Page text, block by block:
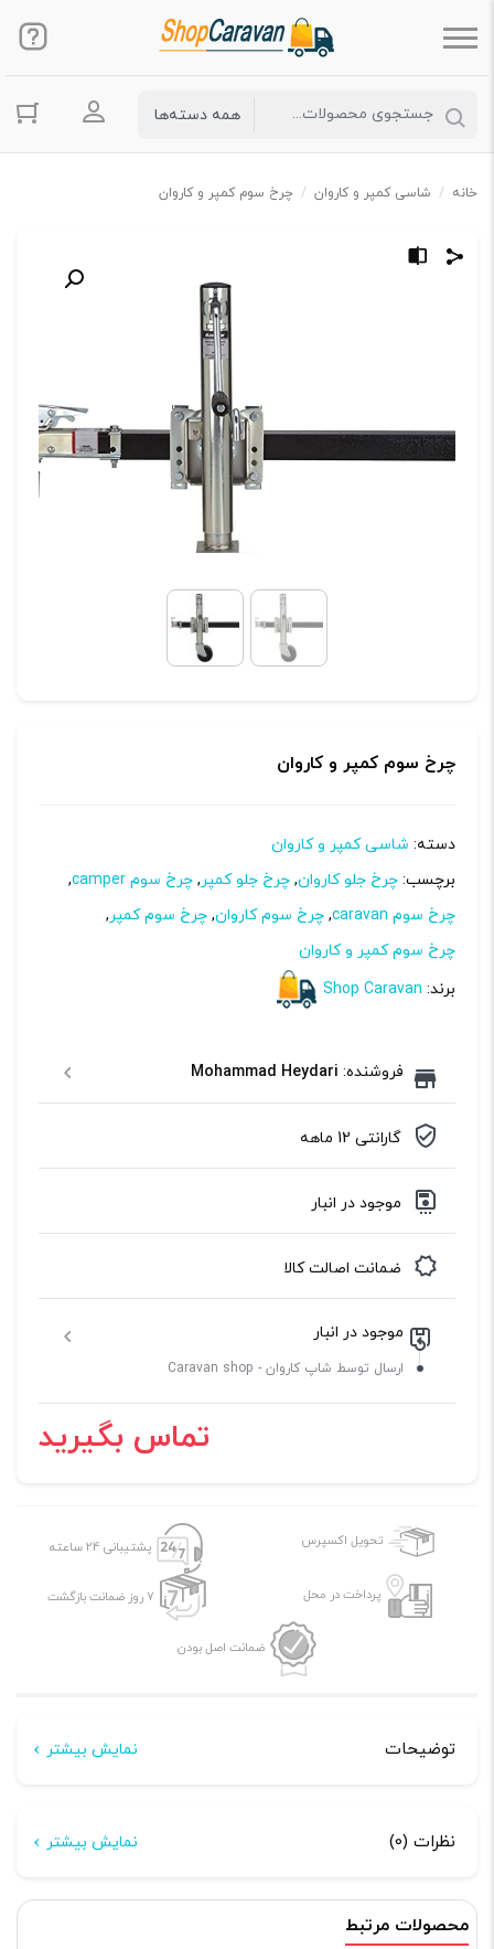
ورود به
خانه / شاسی کمپر و کاروان / چرخ سوم کمپر و کاروان
چرخ سوم کمپر و کاروان
دسته: شاسی کمپر و کاروان
برچسب: چرخ جلو کاروان, چرخ جلو کمپر, چرخ سوم camper
,
چرخ سوم caravan
, چرخ سوم کاروان, چرخ سوم کمپر,
چرخ سوم کمپر و کاروان
برند: Shop Caravan
فروشنده: Mohammad Heydari
گارانتی 12 ماهه
موجود در انبار
ضمانت اصالت کالا
موجود در انبار
ارسال توسط شاپ کاروان - Caravan shop
تماس بگیرید
تحویل اکسپرس پشتیبانی 24 ساعته
پرداخت در محل 7 روز ضمانت بازگشت
ضمانت اصل بودن
توضیحات نمایش بیشتر
نظرات (0) نمایش بیشتر
هیچ دیدگاهی برای این محصول نوشته نشده است.
اولین نفری باشید که دیدگاهی را ارسال می کنید برای “چرخ
محصولات مرتبط